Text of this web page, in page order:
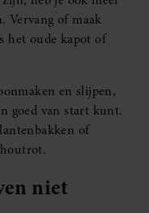
Vervang of maak
het oude kapot of
en slijpen,
goed van start kunt.
of
niet